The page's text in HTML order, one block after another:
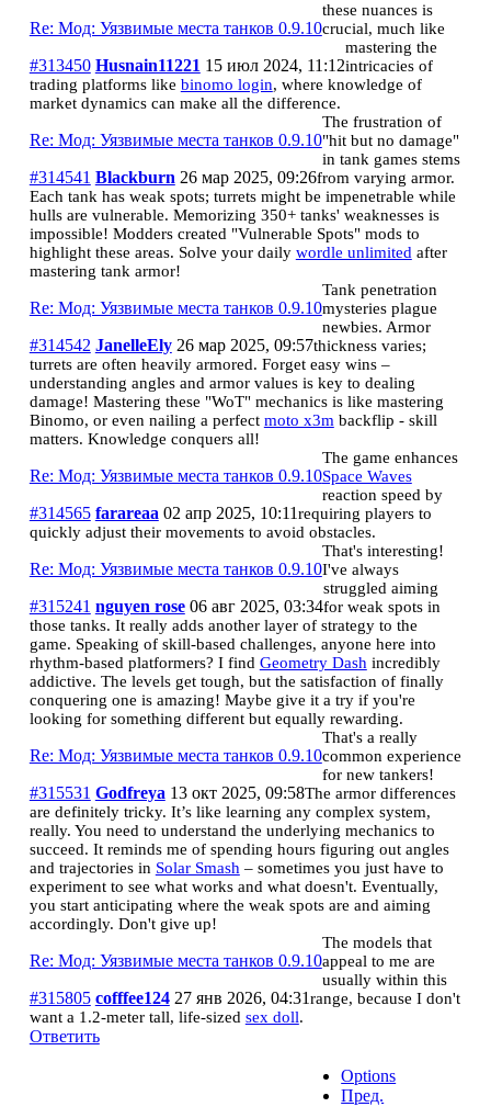
Re: Мод: Уязвимые места танков 0.9.10
#313450 Husnain11221 15 июл 2024, 11:12
these nuances is
crucial, much like
mastering the
intricacies of
trading platforms like binomo login, where knowledge of
market dynamics can make all the difference.
Re: Мод: Уязвимые места танков 0.9.10
#314541 Blackburn 26 мар 2025, 09:26
The frustration of
"hit but no damage"
in tank games stems
from varying armor.
Each tank has weak spots; turrets might be impenetrable while
hulls are vulnerable. Memorizing 350+ tanks' weaknesses is
impossible! Modders created "Vulnerable Spots" mods to
highlight these areas. Solve your daily wordle unlimited after
mastering tank armor!
Re: Мод: Уязвимые места танков 0.9.10
#314542 JanelleEly 26 мар 2025, 09:57
Tank penetration
mysteries plague
newbies. Armor
thickness varies;
turrets are often heavily armored. Forget easy wins –
understanding angles and armor values is key to dealing
damage! Mastering these "WoT" mechanics is like mastering
Binomo, or even nailing a perfect moto x3m backflip - skill
matters. Knowledge conquers all!
Re: Мод: Уязвимые места танков 0.9.10
#314565 farareaa 02 апр 2025, 10:11
The game enhances
Space Waves
reaction speed by
requiring players to
quickly adjust their movements to avoid obstacles.
Re: Мод: Уязвимые места танков 0.9.10
#315241 nguyen rose 06 авг 2025, 03:34
That's interesting!
I've always
struggled aiming
for weak spots in
those tanks. It really adds another layer of strategy to the
game. Speaking of skill-based challenges, anyone here into
rhythm-based platformers? I find Geometry Dash incredibly
addictive. The levels get tough, but the satisfaction of finally
conquering one is amazing! Maybe give it a try if you're
looking for something different but equally rewarding.
Re: Мод: Уязвимые места танков 0.9.10
#315531 Godfreya 13 окт 2025, 09:58
That's a really
common experience
for new tankers!
The armor differences
are definitely tricky. It’s like learning any complex system,
really. You need to understand the underlying mechanics to
succeed. It reminds me of spending hours figuring out angles
and trajectories in Solar Smash – sometimes you just have to
experiment to see what works and what doesn't. Eventually,
you start anticipating where the weak spots are and aiming
accordingly. Don't give up!
Re: Мод: Уязвимые места танков 0.9.10
#315805 cofffee124 27 янв 2026, 04:31
The models that
appeal to me are
usually within this
range, because I don't
want a 1.2-meter tall, life-sized sex doll.
Ответить
Options
Пред.